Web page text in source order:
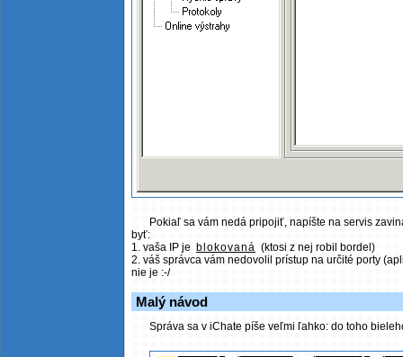
Pokiaľ sa vám nedá pripojiť, napíšte na servis
byť:
1. vaša IP je blokovaná (ktosi z nej robil bordel)
2. váš správca vám nedovolil prístup na určité porty
nie je :-/
Malý návod
Správa sa v iChate píše veľmi ľahko: do toho